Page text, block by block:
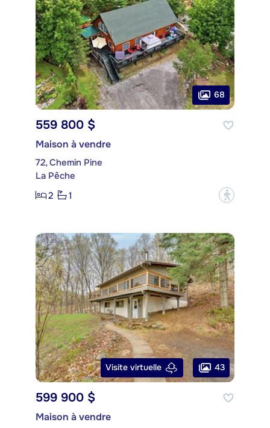
68
559 800 $
Maison à vendre
72, Chemin Pine
La Pêche
2
1 ?
Visite virtuelle 43
599 900 $
Maison à vendre